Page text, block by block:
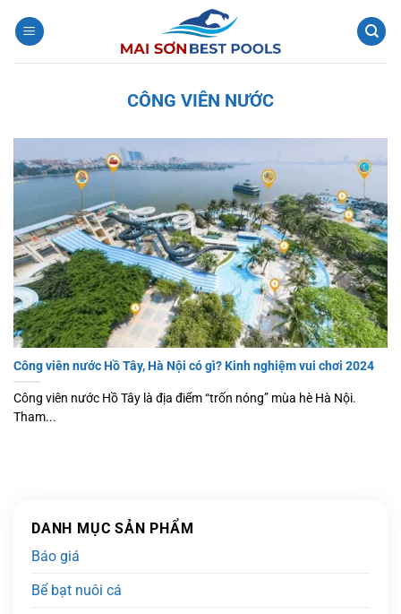
qua
CÔNG VIÊN NƯỚC
Công viên nước Hồ Tây, Hà Nội có gì? Kinh nghiệm vui chơi 2024
Công viên nước Hồ Tây là địa điểm “trốn nóng” mùa hè Hà Nội.
Tham...
DANH MỤC SẢN PHẨM
Báo giá
Bể bạt nuôi cá